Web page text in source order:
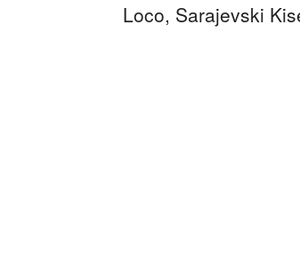
Loco, Sarajevski